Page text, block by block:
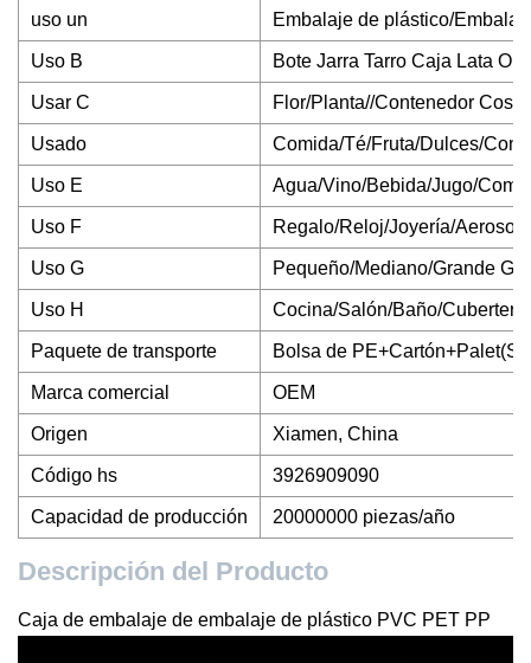
uso un Embalaje de plástico/
Uso B Bote Jarra Tarro Caja Lata
Usar C Flor/Planta//Contenedor
Usado Comida/Té/Fruta/Dulces/
Uso E Agua/Vino/Bebida/Jugo/
Uso F Regalo/Reloj/Joyería/
Uso G Pequeño/Mediano/Grande
Uso H Cocina/Salón/Baño/Cubertería
Paquete de transporte Bolsa de PE+Cartón+Palet(Si
Marca comercial OEM
Origen Xiamen, China
Código hs 3926909090
Capacidad de producción 20000000 piezas/año
Descripción del Producto
Caja de embalaje de embalaje de plástico PVC PET PP